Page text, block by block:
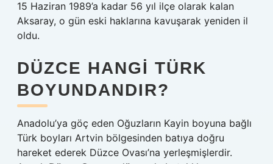
15 Haziran 1989’a kadar 56 yıl ilçe olarak kalan
Aksaray, o gün eski haklarına kavuşarak yeniden il
oldu.
DÜZCE HANGI TÜRK
BOYUNDANDIR?
Anadolu’ya göç eden Oğuzların Kayin boyuna bağlı
Türk boyları Artvin bölgesinden batıya doğru
hareket ederek Düzce Ovası’na yerleşmişlerdir.